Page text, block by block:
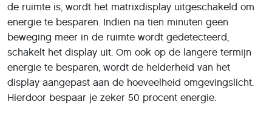
de ruimte is, wordt het matrixdisplay uitgeschakeld om
energie te besparen. Indien na tien minuten geen
beweging meer in de ruimte wordt gedetecteerd,
schakelt het display uit. Om ook op de langere termijn
energie te besparen, wordt de helderheid van het
display aangepast aan de hoeveelheid omgevingslicht.
Hierdoor bespaar je zeker 50 procent energie.